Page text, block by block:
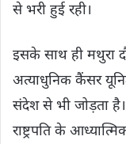
से भरी हुई रही।
इसके साथ ही मथुरा
अत्याधुनिक कैंसर
संदेश से भी जोड़ता
राष्ट्रपति के